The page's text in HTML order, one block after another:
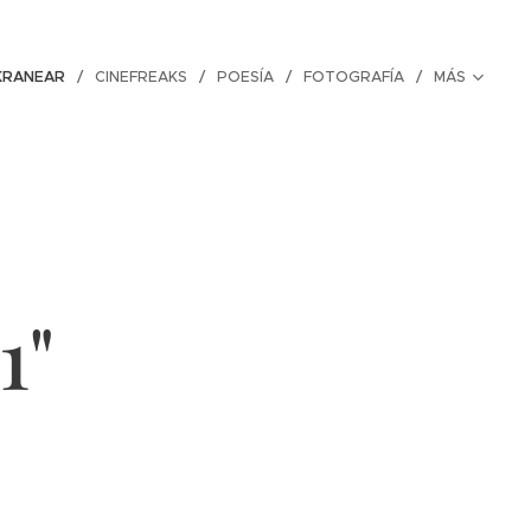
CINEFREAKS POESÍA FOTOGRAFÍA MÁS